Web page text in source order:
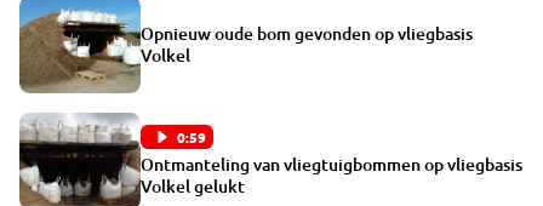
Opnieuw oude bom gevonden op vliegbasis
Volkel
0:59
Ontmanteling van vliegtuigbommen op vliegbasis
Volkel gelukt